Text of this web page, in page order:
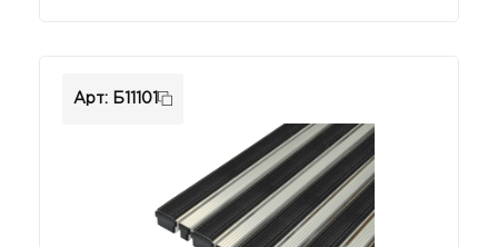
Арт: Б11101